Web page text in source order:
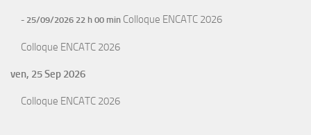
- 25/09/2026 22 h 00 min Colloque ENCATC 2026
Colloque ENCATC 2026
ven, 25 Sep 2026
Colloque ENCATC 2026